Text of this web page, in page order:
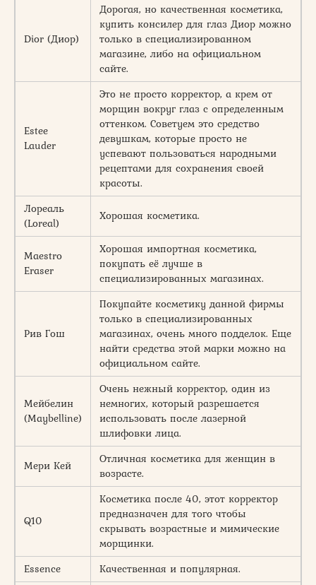
Dior (Диор)
Дорогая, но качественная косметика,
купить консилер для глаз Диор можно
только в специализированном
магазине, либо на официальном
сайте.
Estee
Lauder
Это не просто корректор, а крем от
морщин вокруг глаз с определенным
оттенком. Советуем это средство
девушкам, которые просто не
успевают пользоваться народными
рецептами для сохранения своей
красоты.
Лореаль
(Loreal)
Хорошая косметика.
Maestro
Eraser
Хорошая импортная косметика,
покупать её лучше в
специализированных магазинах.
Рив Гош
Покупайте косметику данной фирмы
только в специализированных
магазинах, очень много подделок. Еще
найти средства этой марки можно на
официальном сайте.
Мейбелин
(Maybelline)
Очень нежный корректор, один из
немногих, который разрешается
использовать после лазерной
шлифовки лица.
Мери Кей
Отличная косметика для женщин в
возрасте.
Q10
Косметика после 40, этот корректор
предназначен для того чтобы
скрывать возрастные и мимические
морщинки.
Essence
Качественная и популярная.